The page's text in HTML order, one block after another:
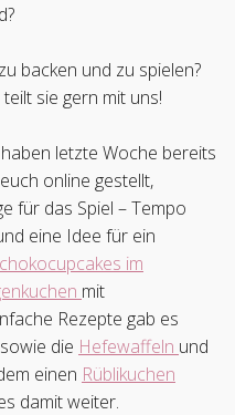
backen und zu spielen?
sie gern mit uns!
letzte Woche bereits
online gestellt,
für das Spiel – Tempo
eine Idee für ein
im
mit
Rezepte gab es
die Hefewaffeln und
einen Rüblikuchen
damit weiter.